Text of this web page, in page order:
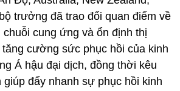
trưởng đã trao đổi quan điểm về
cung ứng và ổn định thị
cường sức phục hồi của kinh
Á hậu đại dịch, đồng thời kêu
giúp đẩy nhanh sự phục hồi kinh